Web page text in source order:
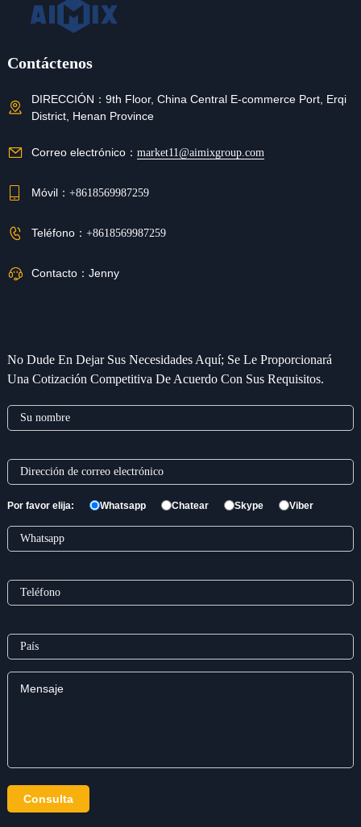
Contáctenos
DIRECCIÓN： 9th Floor, China Central E-commerce Port, Erqi
District, Henan Province
Correo electrónico： market11@aimixgroup.com
Móvil： +8618569987259
Teléfono： +8618569987259
Contacto： Jenny
No Dude En Dejar Sus Necesidades Aquí; Se Le Proporcionará
Una Cotización Competitiva De Acuerdo Con Sus Requisitos.
Por favor elija: Whatsapp Chatear Skype Viber